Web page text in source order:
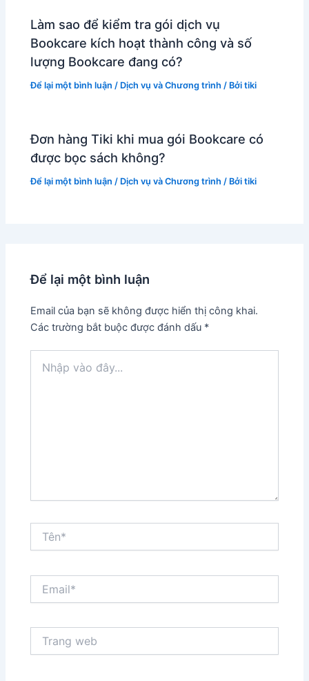
Làm sao để kiểm tra gói dịch vụ
Bookcare kích hoạt thành công và số
lượng Bookcare đang có?
Để lại một bình luận / Dịch vụ và Chương trình / Bởitiki
Đơn hàng Tiki khi mua gói Bookcare có
được bọc sách không?
Để lại một bình luận / Dịch vụ và Chương trình / Bởitiki
Để lại một bình luận
Email của bạn sẽ không được hiển thị công khai.
Các trường bắt buộc được đánh dấu *
vào
web